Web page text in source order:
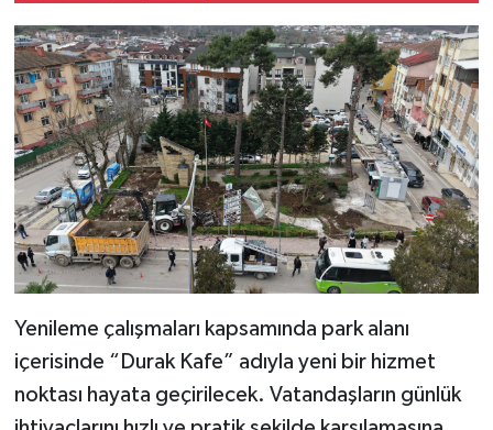
Yenileme çalışmaları kapsamında park alanı
içerisinde “Durak Kafe” adıyla yeni bir hizmet
noktası hayata geçirilecek. Vatandaşların günlük